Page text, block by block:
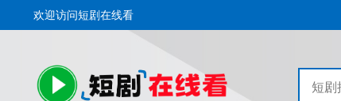
欢迎访问短剧在线看